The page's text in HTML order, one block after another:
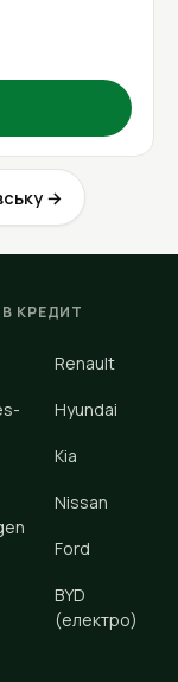
→
КРЕДИТ
Renault
Hyundai
Kia
Nissan
Ford
BYD
(електро)